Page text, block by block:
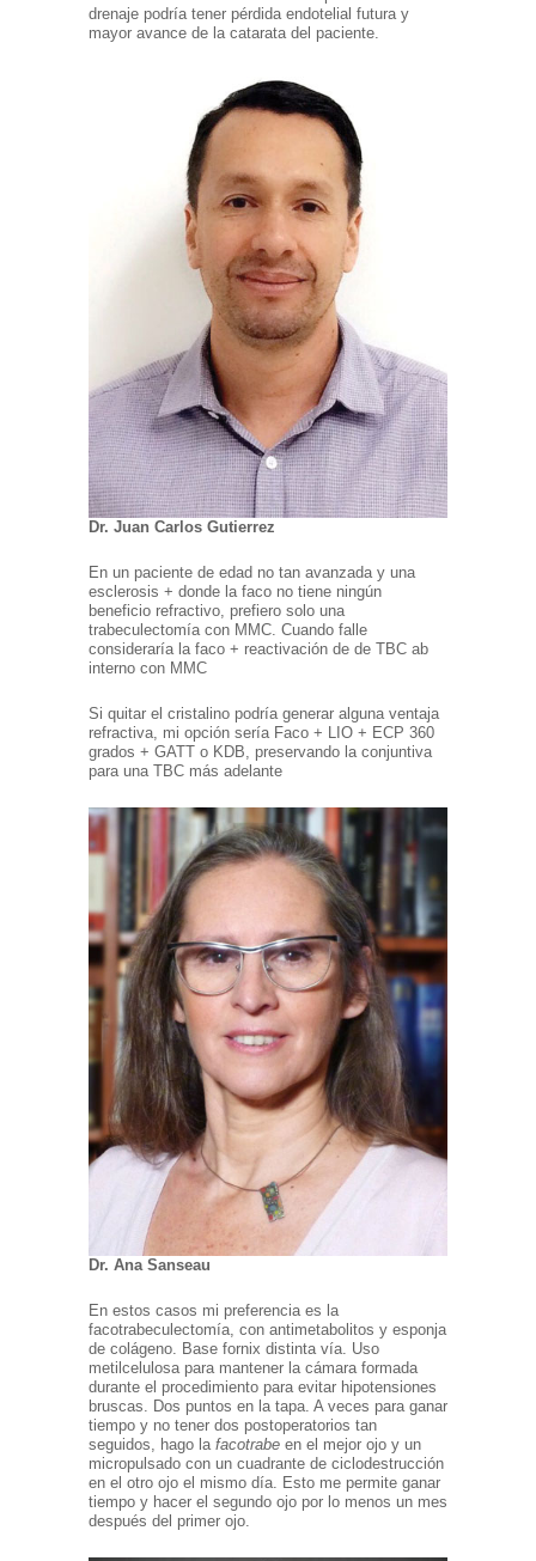
drenaje podría tener pérdida endotelial futura y
mayor avance de la catarata del paciente.
Dr. Juan Carlos Gutierrez
En un paciente de edad no tan avanzada y una
esclerosis + donde la faco no tiene ningún
beneficio refractivo, prefiero solo una
trabeculectomía con MMC. Cuando falle
consideraría la faco + reactivación de de TBC ab
interno con MMC
Si quitar el cristalino podría generar alguna ventaja
refractiva, mi opción sería Faco + LIO + ECP 360
grados + GATT o KDB, preservando la conjuntiva
para una TBC más adelante
Dr. Ana Sanseau
En estos casos mi preferencia es la
facotrabeculectomía, con antimetabolitos y esponja
de colágeno. Base fornix distinta vía. Uso
metilcelulosa para mantener la cámara formada
durante el procedimiento para evitar hipotensiones
bruscas. Dos puntos en la tapa. A veces para ganar
tiempo y no tener dos postoperatorios tan
seguidos, hago la facotrabe en el mejor ojo y un
micropulsado con un cuadrante de ciclodestrucción
en el otro ojo el mismo día. Esto me permite ganar
tiempo y hacer el segundo ojo por lo menos un mes
después del primer ojo.